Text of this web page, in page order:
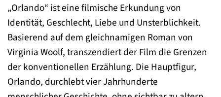
„Orlando“ ist eine filmische Erkundung von
Identität, Geschlecht, Liebe und Unsterblichkeit.
Basierend auf dem gleichnamigen Roman von
Virginia Woolf, transzendiert der Film die Grenzen
der konventionellen Erzählung. Die Hauptfigur,
Orlando, durchlebt vier Jahrhunderte